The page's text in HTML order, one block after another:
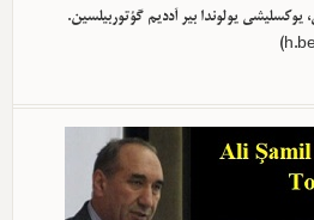
یولوندا بیر آددیم گؤتوربیلسین.
)